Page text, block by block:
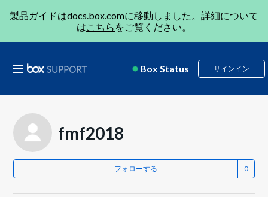
製品ガイドはdocs.box.comに移動しました。詳細について
はこちら をご覧ください。
Box Status サインイン
fmf2018
フォローする